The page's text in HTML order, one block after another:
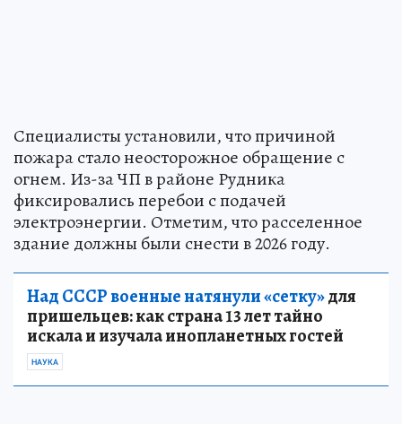
Специалисты установили, что причиной
пожара стало неосторожное обращение с
огнем. Из-за ЧП в районе Рудника
фиксировались перебои с подачей
электроэнергии. Отметим, что расселенное
здание должны были снести в 2026 году.
Над СССР военные натянули «сетку»для
пришельцев: как страна 13 лет тайно
искала и изучала инопланетных гостей
НАУКА